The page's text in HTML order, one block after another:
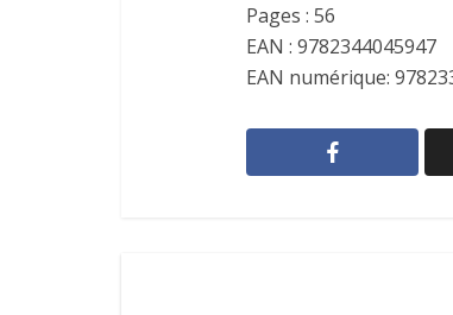
Pages : 56
EAN : 9782344045947
EAN numérique: